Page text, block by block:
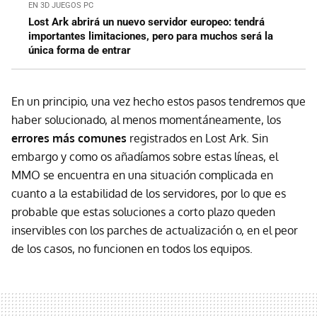
EN 3D JUEGOS PC
Lost Ark abrirá un nuevo servidor europeo: tendrá
importantes limitaciones, pero para muchos será la
única forma de entrar
En un principio, una vez hecho estos pasos tendremos que
haber solucionado, al menos momentáneamente, los
errores más comunes registrados en Lost Ark. Sin
embargo y como os añadíamos sobre estas líneas, el
MMO se encuentra en una situación complicada en
cuanto a la estabilidad de los servidores, por lo que es
probable que estas soluciones a corto plazo queden
inservibles con los parches de actualización o, en el peor
de los casos, no funcionen en todos los equipos.